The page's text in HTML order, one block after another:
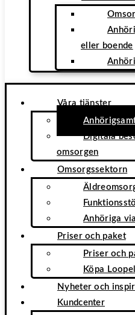
eller boende
Våra tjänster
Digitala
omsorgen
Omsorgssektorn
Anhöriga
Priser och paket
Priser och
Köpa
Nyheter och
Kundcenter